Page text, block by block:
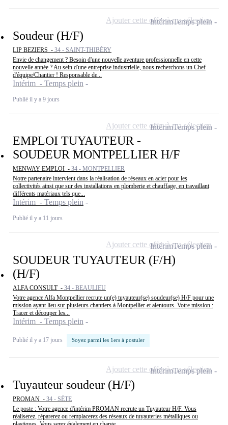
Soudeur (H/F)
LIP BEZIERS - 34 - SAINT-THIBÉRY
Envie de changement ? Besoin d'une nouvelle aventure professionnelle en cette
nouvelle année ? Au sein d'une entreprise industrielle, nous recherchons un Chef
d'équipe/Chantier ! Responsable de...
Intérim - Temps plein
Publié il y a 9 jours
IntérimTemps plein
Ajouter cette offre à ma sélection
EMPLOI TUYAUTEUR -
SOUDEUR MONTPELLIER H/F
MENWAY EMPLOI - 34 - MONTPELLIER
Notre partenaire intervient dans la réalisation de réseaux en acier pour les
collectivités ainsi que sur des installations en plomberie et chauffage, en travaillant
différents matériaux tels que...
Intérim - Temps plein
Publié il y a 11 jours
IntérimTemps plein
Ajouter cette offre à ma sélection
SOUDEUR TUYAUTEUR (F/H)
(H/F)
ALFA CONSULT - 34 - BEAULIEU
Votre agence Alfa Montpellier recrute un(e) tuyauteur(se) soudeur(se) H/F pour une
mission ayant lieu sur plusieurs chantiers à Montpellier et alentours. Votre mission :
Tracer et découper les...
Intérim - Temps plein
Publié il y a 17 jours Soyez parmi les 1ers à postuler
IntérimTemps plein
Ajouter cette offre à ma sélection
Tuyauteur soudeur (H/F)
PROMAN - 34 - SÈTE
Le poste : Votre agence d'intérim PROMAN recrute un Tuyauteur H/F. Vous
réaliserez, réparerez ou remplacerez des réseaux de tuyauteries métalliques ou
IntérimTemps plein
Ajouter cette offre à ma sélection